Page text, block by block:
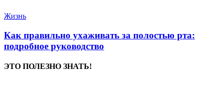
Жизнь
Как правильно ухаживать за полостью рта:
подробное руководство
ЭТО ПОЛЕЗНО ЗНАТЬ!